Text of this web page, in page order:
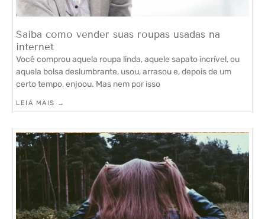
Saiba como vender suas roupas usadas na
internet
Você comprou aquela roupa linda, aquele sapato incrível, ou
aquela bolsa deslumbrante, usou, arrasou e, depois de um
certo tempo, enjoou. Mas nem por isso
LEIA MAIS →